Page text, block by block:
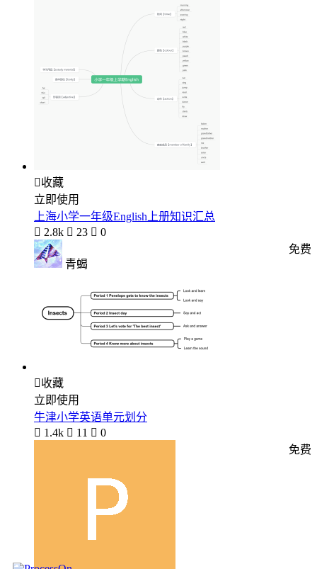
收藏
立即使用
上海小学一年级English上册知识汇总
 2.8k  23  0
青蝎
免费
收藏
立即使用
牛津小学英语单元划分
 1.4k  11  0
免费